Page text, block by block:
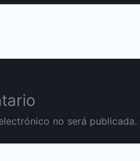
no será publicada.